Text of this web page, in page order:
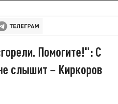
Помогите!": С
слышит – Киркоров